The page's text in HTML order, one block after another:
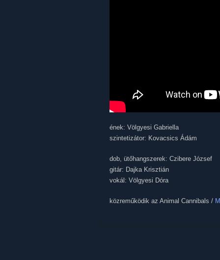
ének: Völgyesi Gabriella
szintetizátor: Kovacsics Ádám
dob, ütőhangszerek: Czibere József
gitár: Dajka Krisztián
vokál: Völgyesi Dóra
közreműködik az Animal Cannibals /